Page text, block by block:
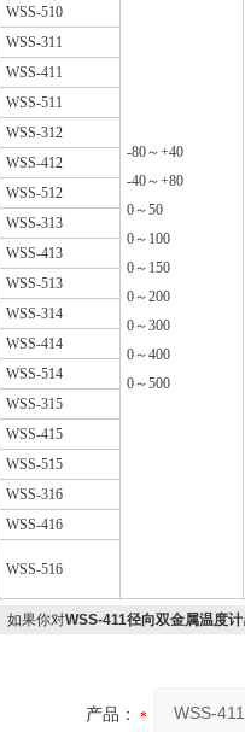
-80～+40
-40～+80
0～50
0～100
0～150
0～200
0～300
0～400
0～500
WSS-510
WSS-311
WSS-411
WSS-511
WSS-312
WSS-412
WSS-512
WSS-313
WSS-413
WSS-513
WSS-314
WSS-414
WSS-514
WSS-315
WSS-415
WSS-515
WSS-316
WSS-416
WSS-516
如果你对WSS-411径向双金属温度计
产品：